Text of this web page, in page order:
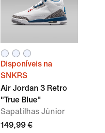
Disponíveis na
SNKRS
Air Jordan 3 Retro
"True Blue"
Sapatilhas Júnior
149,99 €